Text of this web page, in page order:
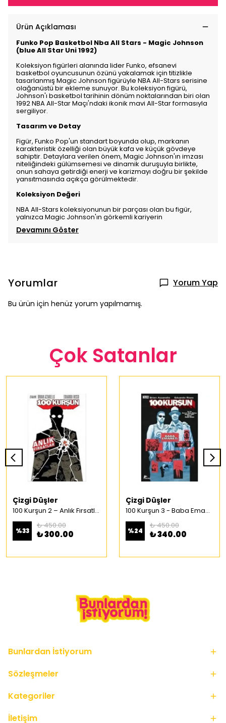
Ürün Açıklaması
Funko Pop Basketbol Nba All Stars - Magic Johnson
(blue All Star Uni 1992)
Koleksiyon figürleri alanında lider Funko, efsanevi
basketbol oyuncusunun özünü yakalamak için titizlikle
tasarlanmış Magic Johnson figürüyle NBA All-Stars serisine
olağanüstü bir ekleme sunuyor. Bu koleksiyon figürü,
Johnson'ı basketbol tarihinin dönüm noktalarından biri olan
1992 NBA All-Star Maçı'ndaki ikonik mavi All-Star formasıyla
sergiliyor.
Tasarım ve Detay
Figür, Funko Pop'un standart boyunda olup, markanın
karakteristik özelliği olan büyük kafa ve küçük gövdeye
sahiptir. Detaylara verilen önem, Magic Johnson'ın imzası
niteliğindeki gülümsemesi ve dinamik duruşuyla birlikte,
onun sahaya getirdiği enerji ve karizmayı doğru bir şekilde
yansıtmasında açıkça görülmektedir.
Koleksiyon Değeri
NBA All-Stars koleksiyonunun bir parçası olan bu figür,
yalnızca Magic Johnson'ın görkemli kariyerin
Devamını Göster
Yorumlar Yorum Yap
Bu ürün için henüz yorum yapılmamış.
Çok Satanlar
Çizgi Düşler
100 Kurşun 2 – Anlık Fırsatlar Türkçe Çizgi Roman
%33
₺ 450.00
₺ 300.00
Çizgi Düşler
100 Kurşun 3 - Baba Emaneti Türkçe Çizgi Roman
%24
₺ 450.00
₺ 340.00
Bunlardan İstiyorum
Sözleşmeler
Kategoriler
İletişim